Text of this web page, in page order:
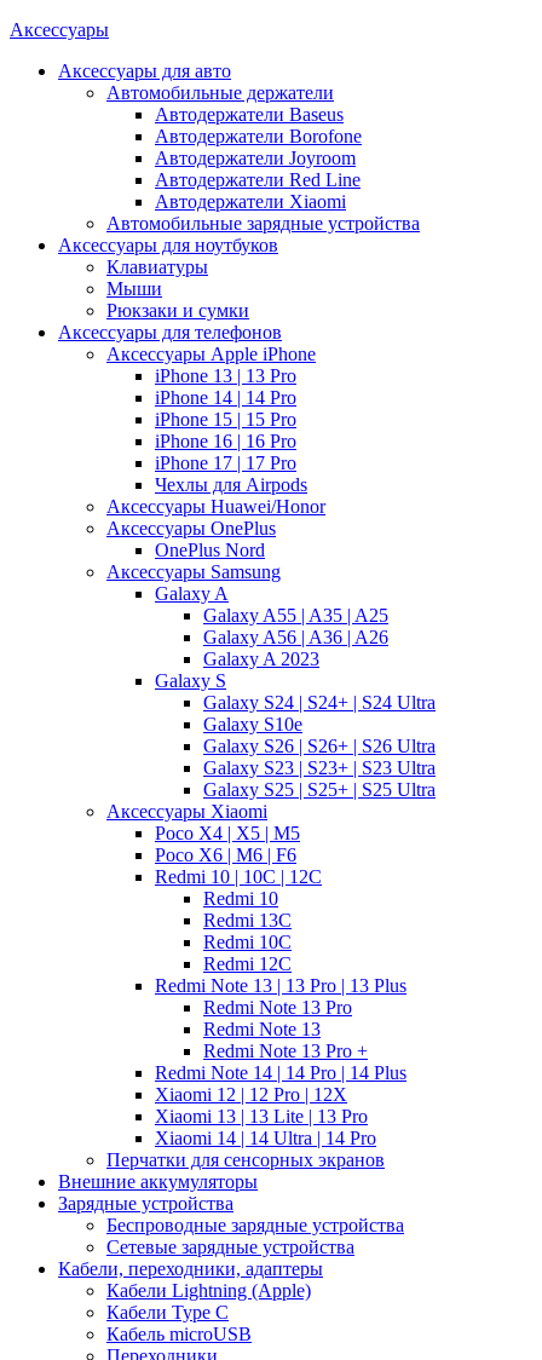
Аксессуары
Аксессуары для авто
Автомобильные держатели
Автодержатели Baseus
Автодержатели Borofone
Автодержатели Joyroom
Автодержатели Red Line
Автодержатели Xiaomi
Автомобильные зарядные устройства
Аксессуары для ноутбуков
Клавиатуры
Мыши
Рюкзаки и сумки
Аксессуары для телефонов
Аксессуары Apple iPhone
iPhone 13 | 13 Pro
iPhone 14 | 14 Pro
iPhone 15 | 15 Pro
iPhone 16 | 16 Pro
iPhone 17 | 17 Pro
Чехлы для Airpods
Аксессуары Huawei/Honor
Аксессуары OnePlus
OnePlus Nord
Аксессуары Samsung
Galaxy A
Galaxy A55 | A35 | A25
Galaxy A56 | A36 | A26
Galaxy A 2023
Galaxy S
Galaxy S24 | S24+ | S24 Ultra
Galaxy S10e
Galaxy S26 | S26+ | S26 Ultra
Galaxy S23 | S23+ | S23 Ultra
Galaxy S25 | S25+ | S25 Ultra
Аксессуары Xiaomi
Poco X4 | X5 | M5
Poco X6 | M6 | F6
Redmi 10 | 10C | 12C
Redmi 10
Redmi 13C
Redmi 10C
Redmi 12C
Redmi Note 13 | 13 Pro | 13 Plus
Redmi Note 13 Pro
Redmi Note 13
Redmi Note 13 Pro +
Redmi Note 14 | 14 Pro | 14 Plus
Xiaomi 12 | 12 Pro | 12X
Xiaomi 13 | 13 Lite | 13 Pro
Xiaomi 14 | 14 Ultra | 14 Pro
Перчатки для сенсорных экранов
Внешние аккумуляторы
Зарядные устройства
Беспроводные зарядные устройства
Сетевые зарядные устройства
Кабели, переходники, адаптеры
Кабели Lightning (Apple)
Кабели Type C
Кабель microUSB
Переходники